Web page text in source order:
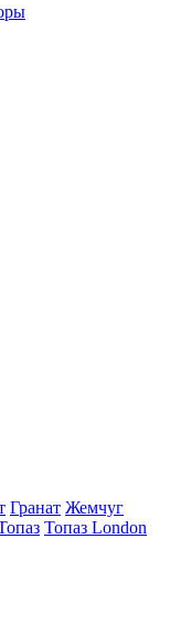
Гранат Жемчуг
Топаз London